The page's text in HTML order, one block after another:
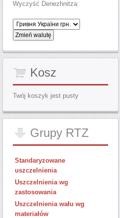
Wyczyść Denezhnitza:
Kosz
Twój koszyk jest pusty
Grupy RTZ
Standaryzowane
uszczelnienia
Uszczelnienia wg
zastosowania
Uszczelnienia wału wg
materiałów